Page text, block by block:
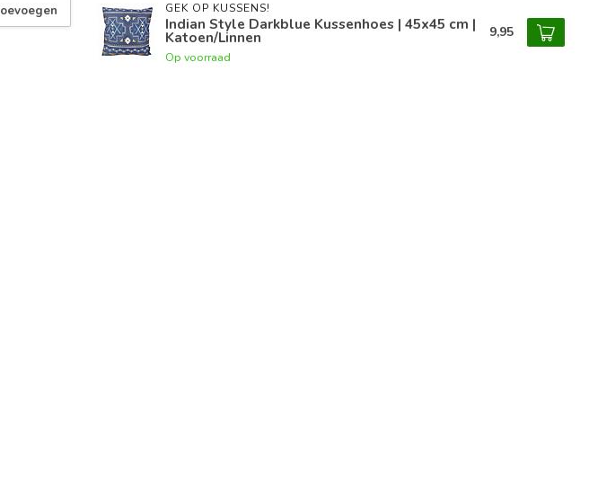
GEK OP KUSSENS!
Indian Style Darkblue Kussenhoes | 45x45 cm |
Katoen/Linnen
Op voorraad
9,95